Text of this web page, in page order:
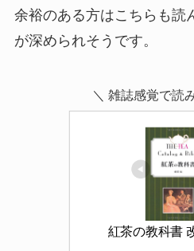
余裕のある方はこちらも読
が深められそうです。
＼ 雑誌感覚で読
紅茶の教科書